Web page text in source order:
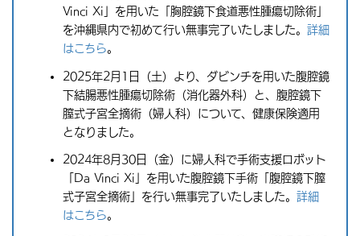
Vinci Xi」を用いた「胸腔鏡下食道悪性腫瘍切除術」
を沖縄県内で初めて行い無事完了いたしました。 詳細
はこちら。
2025年2月1日（土）より、ダビンチを用いた腹腔鏡
下結腸悪性腫瘍切除術（消化器外科）と、腹腔鏡下
膣式子宮全摘術（婦人科）について、健康保険適用
となりました。
2024年8月30日（金）に婦人科で手術支援ロボット
「Da Vinci Xi」を用いた腹腔鏡下手術「腹腔鏡下膣
式子宮全摘術」を行い無事完了いたしました。 詳細
はこちら。